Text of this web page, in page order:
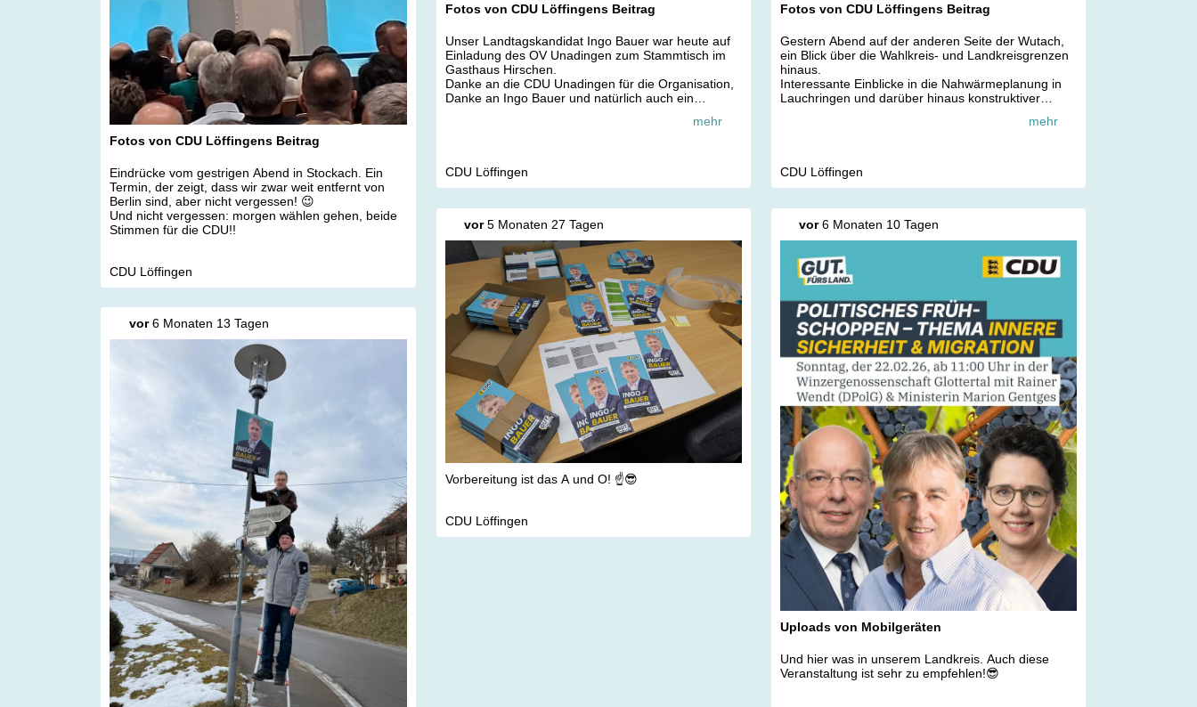
Fotos von CDU Löffingens Beitrag
Eindrücke vom gestrigen Abend in Stockach. Ein
Termin, der zeigt, dass wir zwar weit entfernt von
Berlin sind, aber nicht vergessen! 😉
Und nicht vergessen: morgen wählen gehen, beide
Stimmen für die CDU!!
CDU Löffingen
Fotos von CDU Löffingens Beitrag
Unser Landtagskandidat Ingo Bauer war heute auf
Einladung des OV Unadingen zum Stammtisch im
Gasthaus Hirschen.
Danke an die CDU Unadingen für die Organisation,
Danke an Ingo Bauer und natürlich auch ein
mehr
CDU Löffingen
Fotos von CDU Löffingens Beitrag
Gestern Abend auf der anderen Seite der Wutach,
ein Blick über die Wahlkreis- und Landkreisgrenzen
hinaus.
Interessante Einblicke in die Nahwärmeplanung in
Lauchringen und darüber hinaus konstruktiver
Zusammen kann man Probleme angehen undmehr
CDU Löffingen
vor5 Monaten 27 Tagen
Vorbereitung ist das A und O! ☝️😎
CDU Löffingen
vor6 Monaten 10 Tagen
Uploads von Mobilgeräten
Und hier was in unserem Landkreis. Auch diese
Veranstaltung ist sehr zu empfehlen!😎
vor6 Monaten 13 Tagen